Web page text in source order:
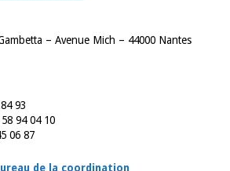
– Avenue Mich – 44000 Nantes
93
94 04 10
06 87
de la coordination